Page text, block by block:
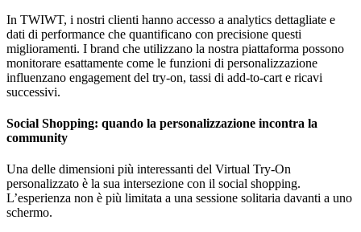
In TWIWT, i nostri clienti hanno accesso a analytics dettagliate e
dati di performance che quantificano con precisione questi
miglioramenti. I brand che utilizzano la nostra piattaforma possono
monitorare esattamente come le funzioni di personalizzazione
influenzano engagement del try-on, tassi di add-to-cart e ricavi
successivi.
Social Shopping: quando la personalizzazione incontra la
community
Una delle dimensioni più interessanti del Virtual Try-On
personalizzato è la sua intersezione con il social shopping.
L’esperienza non è più limitata a una sessione solitaria davanti a uno
schermo.